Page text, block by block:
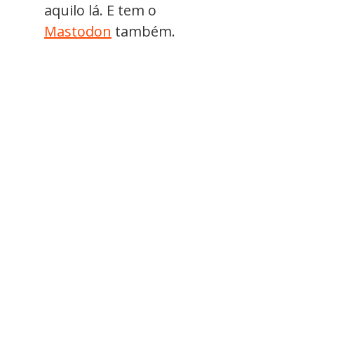
aquilo lá. E tem o
Mastodon também.